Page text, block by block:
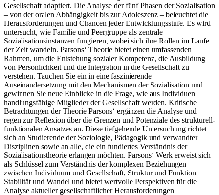
Gesellschaft adaptiert. Die Analyse der fünf Phasen der Sozialisation
– von der oralen Abhängigkeit bis zur Adoleszenz – beleuchtet die
Herausforderungen und Chancen jeder Entwicklungsstufe. Es wird
untersucht, wie Familie und Peergruppe als zentrale
Sozialisationsinstanzen fungieren, wobei sich ihre Rollen im Laufe
der Zeit wandeln. Parsons‘ Theorie bietet einen umfassenden
Rahmen, um die Entstehung sozialer Kompetenz, die Ausbildung
von Persönlichkeit und die Integration in die Gesellschaft zu
verstehen. Tauchen Sie ein in eine faszinierende
Auseinandersetzung mit den Mechanismen der Sozialisation und
gewinnen Sie neue Einblicke in die Frage, wie aus Individuen
handlungsfähige Mitglieder der Gesellschaft werden. Kritische
Betrachtungen der Theorie Parsons‘ ergänzen die Analyse und
regen zur Reflexion über die Grenzen und Potenziale des strukturell-
funktionalen Ansatzes an. Diese tiefgehende Untersuchung richtet
sich an Studierende der Soziologie, Pädagogik und verwandter
Disziplinen sowie an alle, die ein fundiertes Verständnis der
Sozialisationstheorie erlangen möchten. Parsons‘ Werk erweist sich
als Schlüssel zum Verständnis der komplexen Beziehungen
zwischen Individuum und Gesellschaft, Struktur und Funktion,
Stabilität und Wandel und bietet wertvolle Perspektiven für die
Analyse aktueller gesellschaftlicher Herausforderungen.